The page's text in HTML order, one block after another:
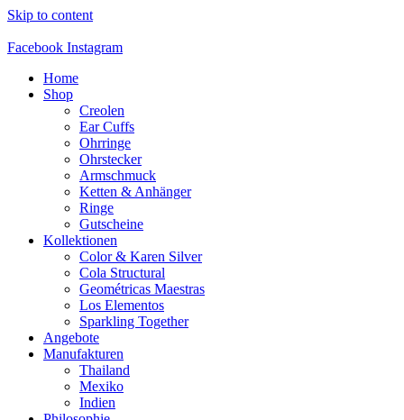
Skip to content
Facebook Instagram
Home
Shop
Creolen
Ear Cuffs
Ohrringe
Ohrstecker
Armschmuck
Ketten & Anhänger
Ringe
Gutscheine
Kollektionen
Color & Karen Silver
Cola Structural
Geométricas Maestras
Los Elementos
Sparkling Together
Angebote
Manufakturen
Thailand
Mexiko
Indien